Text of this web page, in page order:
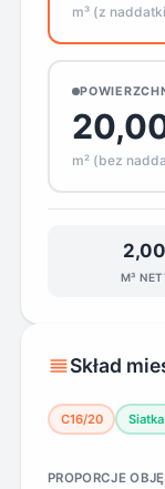
m³ (z
m² (bez
M³
Skład
C16/20
PROPORCJE